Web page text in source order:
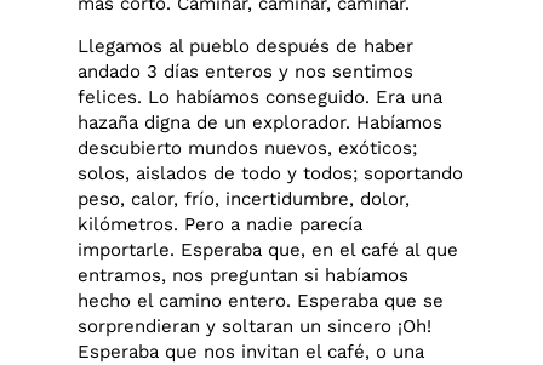
Llegamos al pueblo después de haber
andado 3 días enteros y nos sentimos
felices. Lo habíamos conseguido. Era una
hazaña digna de un explorador. Habíamos
descubierto mundos nuevos, exóticos;
solos, aislados de todo y todos; soportando
peso, calor, frío, incertidumbre, dolor,
kilómetros. Pero a nadie parecía
importarle. Esperaba que, en el café al que
entramos, nos preguntan si habíamos
hecho el camino entero. Esperaba que se
sorprendieran y soltaran un sincero ¡Oh!
Esperaba que nos invitan el café, o una